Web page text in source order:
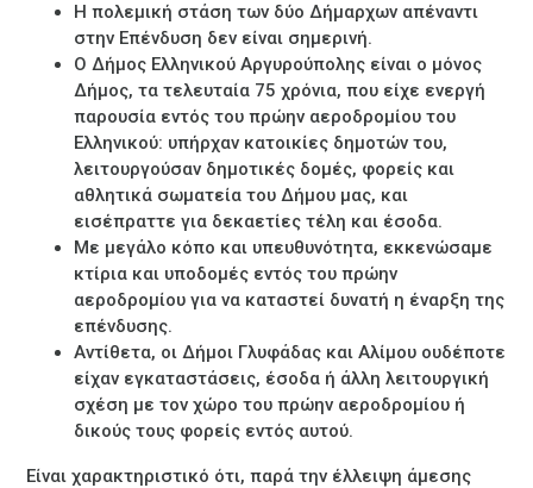
Η πολεμική στάση των δύο Δήμαρχων απέναντι
στην Επένδυση δεν είναι σημερινή.
Ο Δήμος Ελληνικού Αργυρούπολης είναι ο μόνος
Δήμος, τα τελευταία 75 χρόνια, που είχε ενεργή
παρουσία εντός του πρώην αεροδρομίου του
Ελληνικού: υπήρχαν κατοικίες δημοτών του,
λειτουργούσαν δημοτικές δομές, φορείς και
αθλητικά σωματεία του Δήμου μας, και
εισέπραττε για δεκαετίες τέλη και έσοδα.
Με μεγάλο κόπο και υπευθυνότητα, εκκενώσαμε
κτίρια και υποδομές εντός του πρώην
αεροδρομίου για να καταστεί δυνατή η έναρξη της
επένδυσης.
Αντίθετα, οι Δήμοι Γλυφάδας και Αλίμου ουδέποτε
είχαν εγκαταστάσεις, έσοδα ή άλλη λειτουργική
σχέση με τον χώρο του πρώην αεροδρομίου ή
δικούς τους φορείς εντός αυτού.
Είναι χαρακτηριστικό ότι, παρά την έλλειψη άμεσης